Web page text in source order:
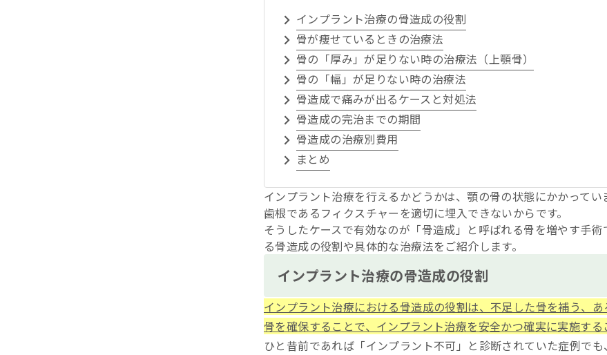
インプラント治療の骨造成の役割
骨が痩せているときの治療法
骨の「厚み」が足りない時の治療法（上顎骨）
骨の「幅」が足りない時の治療法
骨造成で痛みが出るケースと対処法
骨造成の完治までの期間
骨造成の治療別費用
まとめ
インプラント治療を行えるかどうかは、顎の骨の状態にかかって
歯根であるフィクスチャーを適切に埋入できないからです。
そうしたケースで有効なのが「骨造成」と呼ばれる骨を増やす手
る骨造成の役割や具体的な治療法をご紹介します。
インプラント治療の骨造成の役割
インプラント治療における骨造成の役割は、不足した骨を補う、
骨を確保することで、インプラント治療を安全かつ確実に実施する
ひと昔前であれば「インプラント不可」と診断されていた症例で